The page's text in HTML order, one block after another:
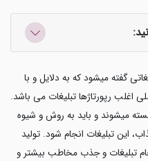
گفته میشود که به دلایل و با
اغلب رپورتاژها تبلیغات می باشد.
میشوند و باید به روش و شیوه
این تبلیغات انجام شود. تولید
تبلیغات و جذب مخاطب بیشتر و